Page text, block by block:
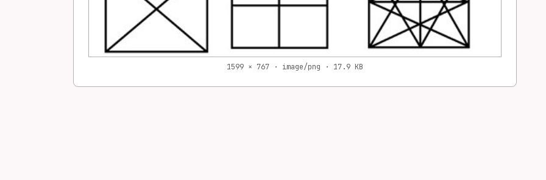
1599 × 767 · image/png · 17.9 KB